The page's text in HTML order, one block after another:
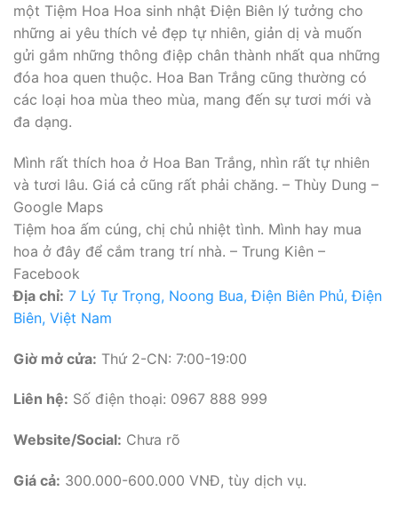
một Tiệm Hoa Hoa sinh nhật Điện Biên lý tưởng cho
những ai yêu thích vẻ đẹp tự nhiên, giản dị và muốn
gửi gắm những thông điệp chân thành nhất qua những
đóa hoa quen thuộc. Hoa Ban Trắng cũng thường có
các loại hoa mùa theo mùa, mang đến sự tươi mới và
đa dạng.
Mình rất thích hoa ở Hoa Ban Trắng, nhìn rất tự nhiên
và tươi lâu. Giá cả cũng rất phải chăng. – Thùy Dung –
Google Maps
Tiệm hoa ấm cúng, chị chủ nhiệt tình. Mình hay mua
hoa ở đây để cắm trang trí nhà. – Trung Kiên –
Facebook
Địa chỉ: 7 Lý Tự Trọng, Noong Bua, Điện Biên Phủ, Điện
Biên, Việt Nam
Giờ mở cửa: Thứ 2-CN: 7:00-19:00
Liên hệ: Số điện thoại: 0967 888 999
Website/Social: Chưa rõ
Giá cả: 300.000-600.000 VNĐ, tùy dịch vụ.